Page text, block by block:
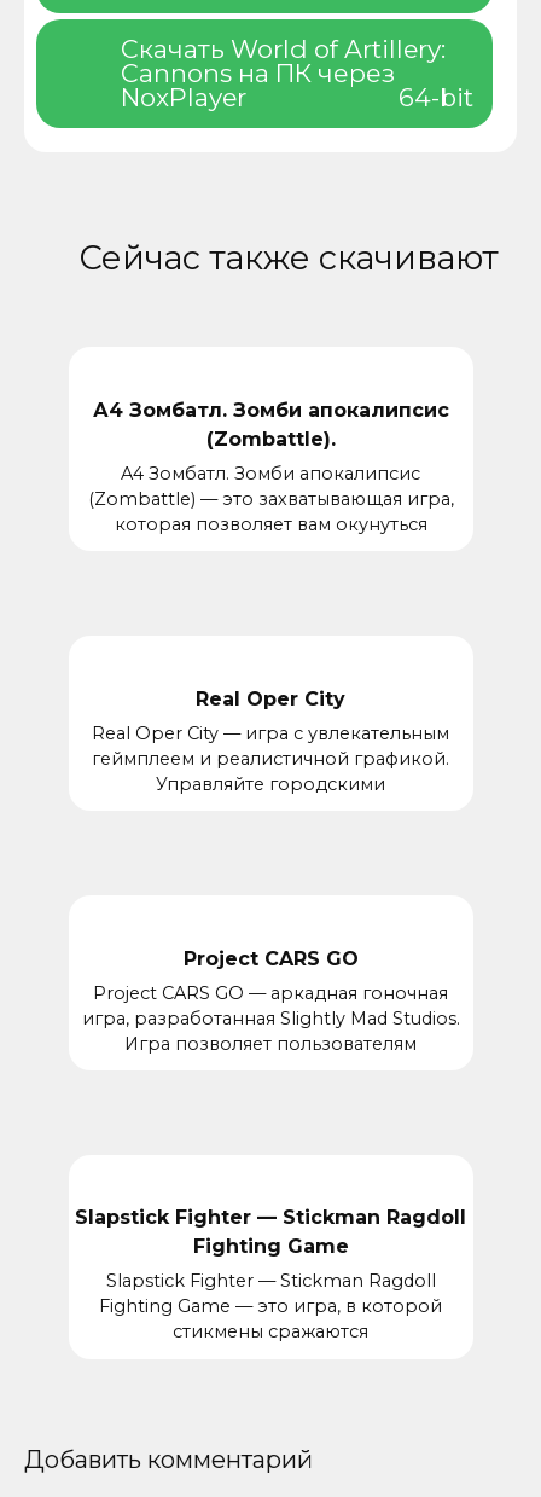
Скачать World of Artillery:
Cannons на ПК через
NoxPlayer
64-bit
Сейчас также скачивают
А4 Зомбатл. Зомби апокалипсис
(Zombattle).
A4 Зомбатл. Зомби апокалипсис
(Zombattle) — это захватывающая игра,
которая позволяет вам окунуться
Real Oper City
Real Oper City — игра с увлекательным
геймплеем и реалистичной графикой.
Управляйте городскими
Project CARS GO
Project CARS GO — аркадная гоночная
игра, разработанная Slightly Mad Studios.
Игра позволяет пользователям
Slapstick Fighter — Stickman Ragdoll
Fighting Game
Slapstick Fighter — Stickman Ragdoll
Fighting Game — это игра, в которой
стикмены сражаются
Добавить комментарий